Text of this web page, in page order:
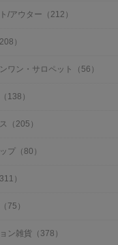
/アウター（212）
）
ワン・サロペット（56）
138）
（205）
プ（80）
）
75）
ン雑貨（378）